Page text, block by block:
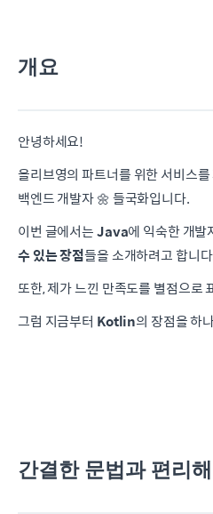
개요
안녕하세요!
올리브영의 파트너를 위한 서비스
백엔드 개발자 🌼 들국화입니다.
이번 글에서는Java에 익숙한 개발
수 있는 장점들을 소개하려고 합니
또한, 제가 느낀 만족도를 별점으로
그럼 지금부터 Kotlin의 장점을 하
간결한 문법과 편리